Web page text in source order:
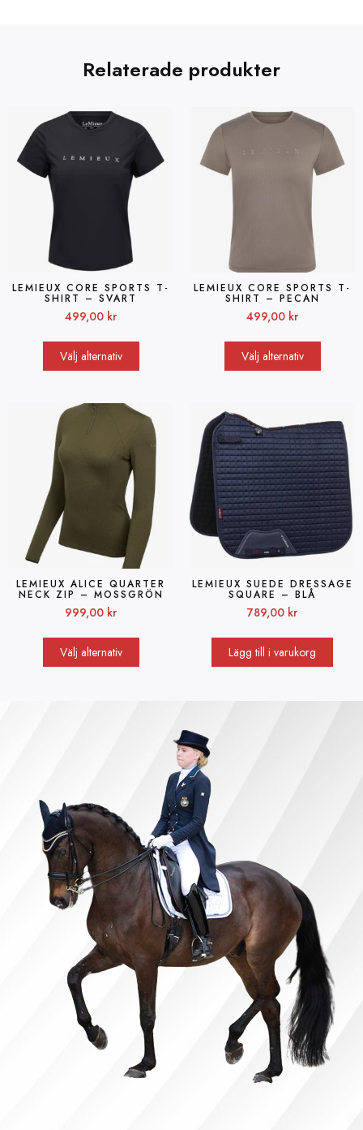
Relaterade produkter
LEMIEUX CORE SPORTS T-
SHIRT – SVART
499,00 kr
Välj alternativ
LEMIEUX CORE SPORTS T-
SHIRT – PECAN
499,00 kr
Välj alternativ
LEMIEUX ALICE QUARTER
NECK ZIP – MOSSGRÖN
999,00 kr
Välj alternativ
LEMIEUX SUEDE DRESSAGE
SQUARE – BLÅ
789,00 kr
Lägg till i varukorg